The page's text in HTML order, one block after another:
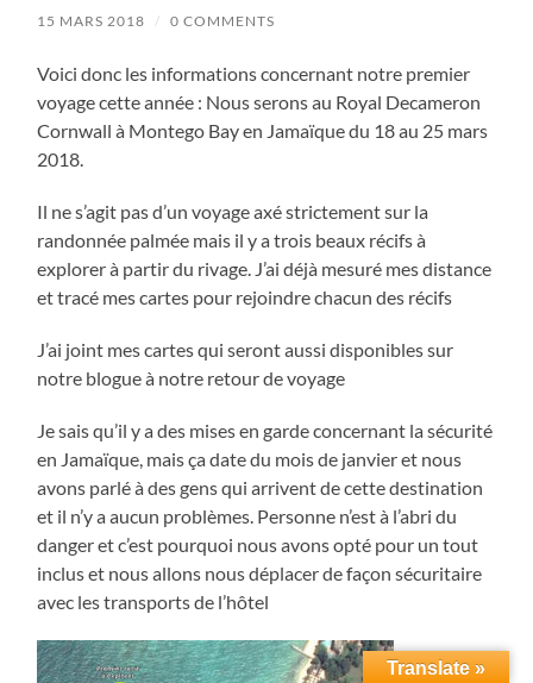
15 MARS 2018 / 0 COMMENTS
Voici donc les informations concernant notre premier
voyage cette année : Nous serons au Royal Decameron
Cornwall à Montego Bay en Jamaïque du 18 au 25 mars
2018.
Il ne s’agit pas d’un voyage axé strictement sur la
randonnée palmée mais il y a trois beaux récifs à
explorer à partir du rivage. J’ai déjà mesuré mes distance
et tracé mes cartes pour rejoindre chacun des récifs
J’ai joint mes cartes qui seront aussi disponibles sur
notre blogue à notre retour de voyage
Je sais qu’il y a des mises en garde concernant la sécurité
en Jamaïque, mais ça date du mois de janvier et nous
avons parlé à des gens qui arrivent de cette destination
et il n’y a aucun problèmes. Personne n’est à l’abri du
danger et c’est pourquoi nous avons opté pour un tout
inclus et nous allons nous déplacer de façon sécuritaire
avec les transports de l’hôtel
Translate »